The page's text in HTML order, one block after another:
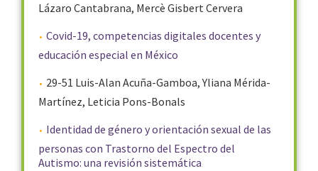
Lázaro Cantabrana, Mercè Gisbert Cervera
Covid-19, competencias digitales docentes y
educación especial en México
29-51 Luis-Alan Acuña-Gamboa, Yliana Mérida-
Martínez, Leticia Pons-Bonals
Identidad de género y orientación sexual de las
personas con Trastorno del Espectro del
Autismo: una revisión sistemática